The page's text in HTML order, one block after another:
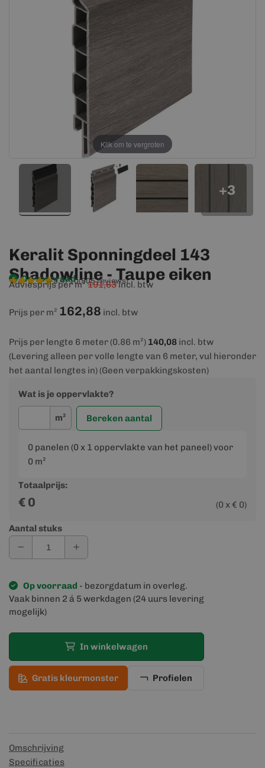
Klik om te vergroten
+3
Keralit Sponningdeel 143
Shadowline - Taupe eiken
Op voorraad
9,4/10(905 reviews)
Adviesprijs per m²191,63incl. btw
Prijs per m² 162,88 incl. btw
Prijs per lengte 6 meter (0.86 m²) 140,08 incl. btw
(Levering alleen per volle lengte van 6 meter, vul hieronder
het aantal lengtes in) (Geen verpakkingskosten)
Wat is je oppervlakte?
m² Bereken aantal
0 panelen (0 x 1 oppervlakte van het paneel) voor
0 m²
Totaalprijs:
€ 0 (0 x € 0)
Aantal stuks
Op voorraad - bezorgdatum in overleg.
Vaak binnen 2 á 5 werkdagen (24 uurs levering
mogelijk)
In winkelwagen
Gratis kleurmonster Profielen
Omschrijving
Specificaties